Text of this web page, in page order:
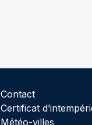
Contact
Certificat
Météo-villes